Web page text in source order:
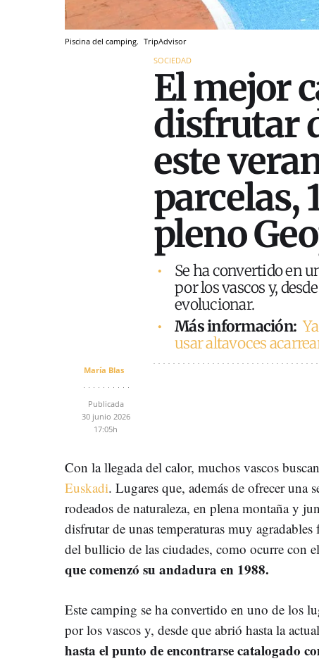
Piscina del camping. TripAdvisor
SOCIEDAD
El mejor
disfrutar
este
parcelas,
pleno
Se ha convertido en
por los vascos y,
evolucionar.
Más información:
usar altavoces
María Blas
Publicada
30 junio 2026
17:05h
Con la llegada del calor, muchos vascos
Euskadi. Lugares que, además de ofrecer una
rodeados de naturaleza, en plena montaña y
disfrutar de unas temperaturas muy
del bullicio de las ciudades, como ocurre con el
que comenzó su andadura en 1988.
Este camping se ha convertido en uno de los
por los vascos y, desde que abrió hasta la
hasta el punto de encontrarse catalogado